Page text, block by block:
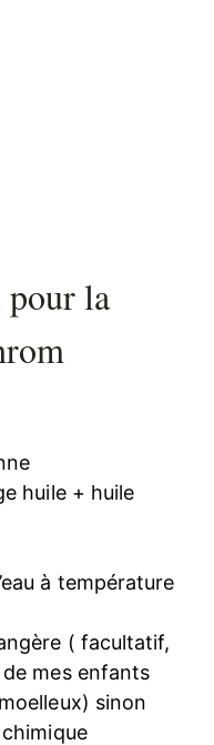
pour la
huile + huile
à température
( facultatif,
de mes enfants
sinon